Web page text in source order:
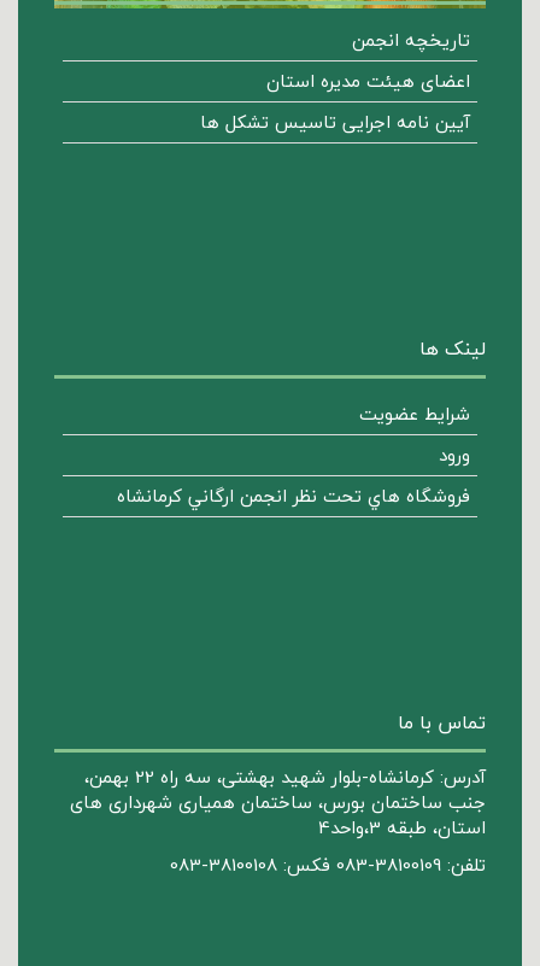
تاریخچه انجمن
اعضای هیئت مدیره استان
آیین نامه اجرایی تاسیس تشکل ها
لینک ها
شرایط عضویت
ورود
فروشگاه هاي تحت نظر انجمن ارگاني كرمانشاه
تماس با ما
آدرس: کرمانشاه-بلوار شهید بهشتی، سه راه 22 بهمن،
جنب ساختمان بورس، ساختمان همیاری شهرداری های
استان، طبقه 3،واحد4
تلفن: 38100109-083 فکس: 38100108-083